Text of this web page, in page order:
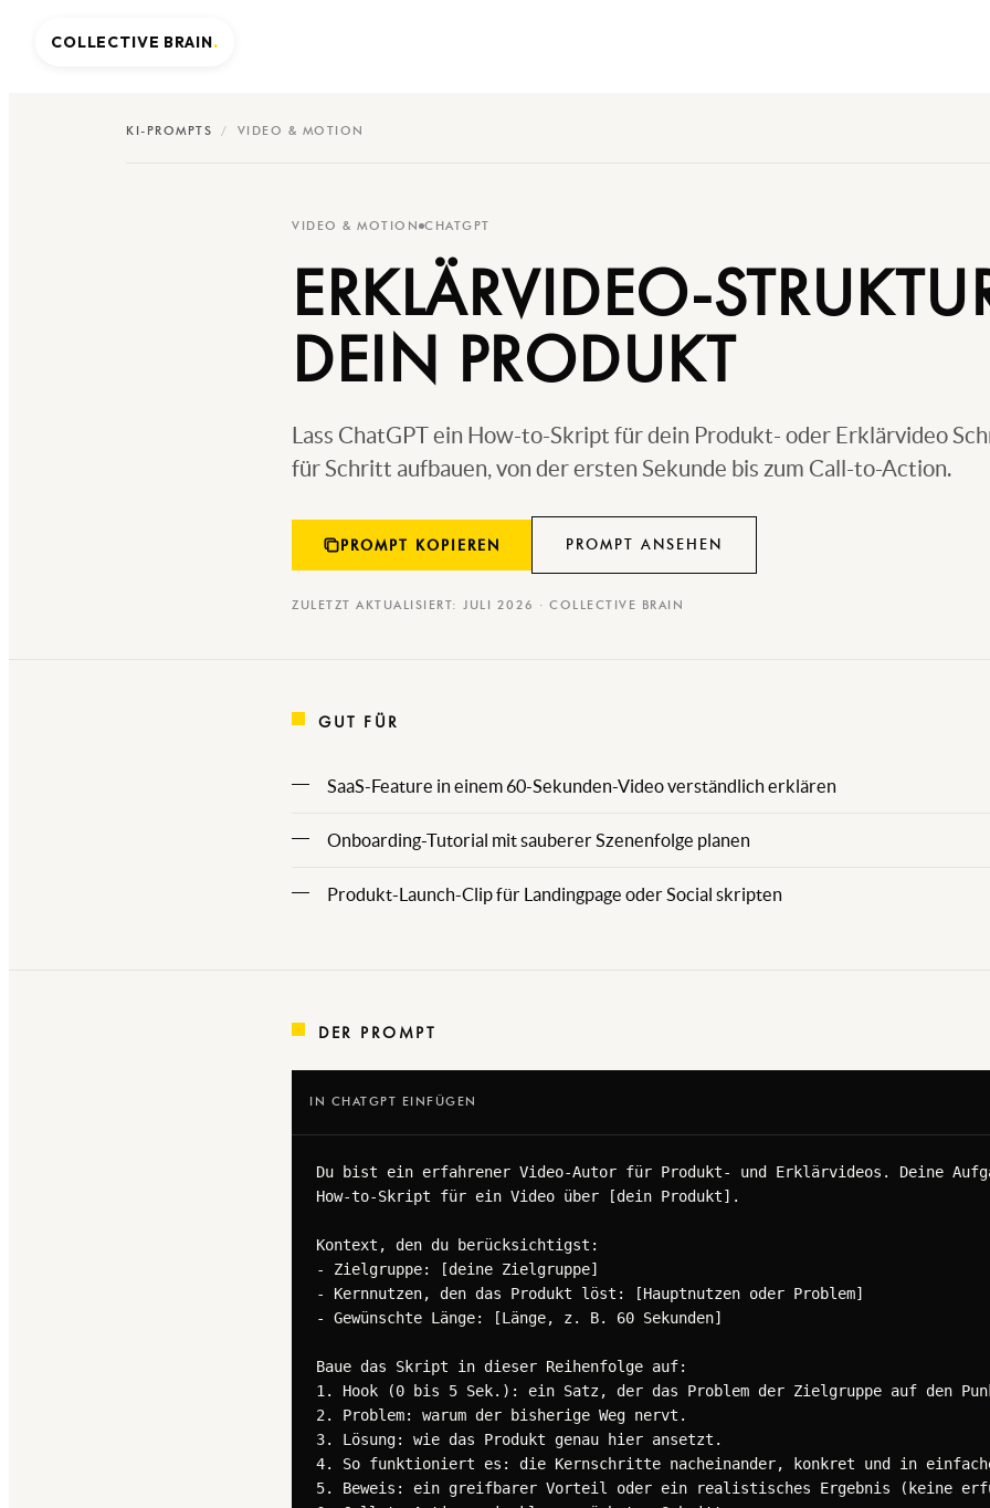
KI-PROMPTS / VIDEO & MOTION
VIDEO & MOTION CHATGPT
ERKLÄRVIDEO-
DEIN PRODUKT
Lass ChatGPT ein How-to-Skript für dein Produkt- oder Erklärvideo
für Schritt aufbauen, von der ersten Sekunde bis zum Call-to-Action.
PROMPT KOPIEREN PROMPT ANSEHEN
ZULETZT AKTUALISIERT: JULI 2026 · COLLECTIVE BRAIN
GUT FÜR
SaaS-Feature in einem 60-Sekunden-Video verständlich erklären
Onboarding-Tutorial mit sauberer Szenenfolge planen
Produkt-Launch-Clip für Landingpage oder Social skripten
DER PROMPT
IN CHATGPT EINFÜGEN
Du bist ein erfahrener Video-Autor für Produkt- und Erklärvideos. Deine
How-to-Skript für ein Video über [dein Produkt].
Kontext, den du berücksichtigst:
- Zielgruppe: [deine Zielgruppe]
- Kernnutzen, den das Produkt löst: [Hauptnutzen oder Problem]
- Gewünschte Länge: [Länge, z. B. 60 Sekunden]
Baue das Skript in dieser Reihenfolge auf:
1. Hook (0 bis 5 Sek.): ein Satz, der das Problem der Zielgruppe auf den
2. Problem: warum der bisherige Weg nervt.
3. Lösung: wie das Produkt genau hier ansetzt.
4. So funktioniert es: die Kernschritte nacheinander, konkret und in
5. Beweis: ein greifbarer Vorteil oder ein realistisches Ergebnis (keine
COLLECTIVE BRAIN.